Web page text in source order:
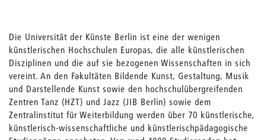
Die Universität der Künste Berlin ist eine der wenigen
künstlerischen Hochschulen Europas, die alle künstlerischen
Disziplinen und die auf sie bezogenen Wissenschaften in sich
vereint. An den Fakultäten Bildende Kunst, Gestaltung, Musik
und Darstellende Kunst sowie den hochschulübergreifenden
Zentren Tanz (HZT) und Jazz (JIB Berlin) sowie dem
Zentralinstitut für Weiterbildung werden über 70 künstlerische,
künstlerisch-wissenschaftliche und künstlerischpädagogische